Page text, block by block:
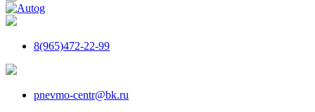
8(965)472-22-99
pnevmo-centr@bk.ru